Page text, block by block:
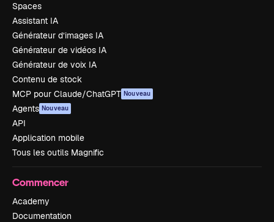
Spaces
Assistant IA
Générateur d’images IA
Générateur de vidéos IA
Générateur de voix IA
Contenu de stock
MCP pour Claude/ChatGPT Nouveau
Agents Nouveau
API
Application mobile
Tous les outils Magnific
Commencer
Academy
Documentation